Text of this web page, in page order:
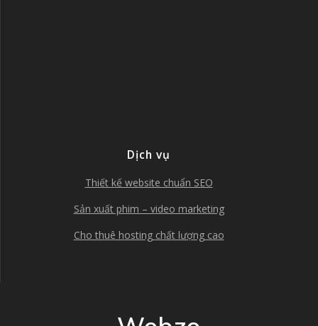
Dịch vụ
Thiết kế website chuẩn SEO
Sản xuất phim – video marketing
Cho thuê hosting chất lượng cao